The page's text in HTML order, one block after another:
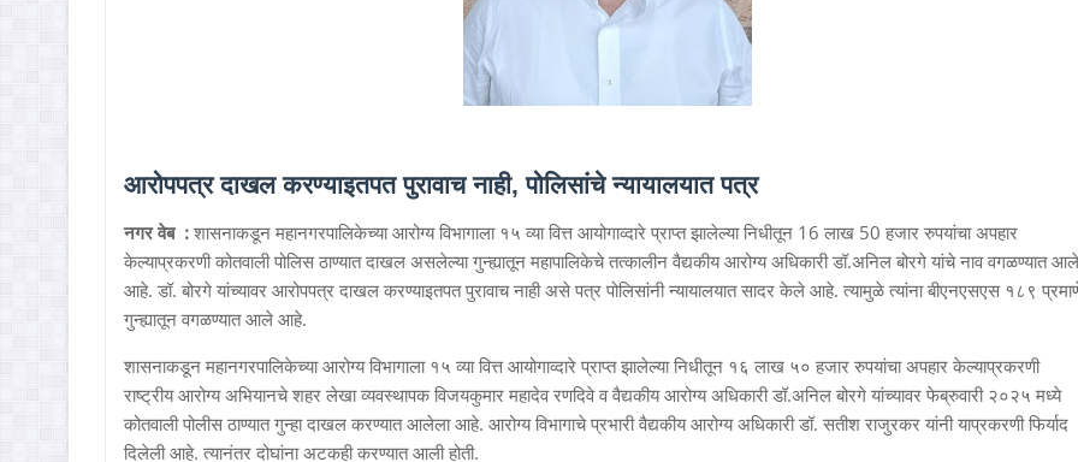
आरोपपत्र दाखल करण्याइतपत पुरावाच नाही, पोलिसांचे न्यायालयात पत्र
नगर वेब : शासनाकडून महानगरपालिकेच्या आरोग्य विभागाला १५ व्या वित्त आयोगाव्दारे प्राप्त झालेल्या निधीतून 16 लाख 50 हजार रुपयांचा अपहार
केल्याप्रकरणी कोतवाली पोलिस ठाण्यात दाखल असलेल्या गुन्ह्यातून महापालिकेचे तत्कालीन वैद्यकीय आरोग्य अधिकारी डॉ.अनिल बोरगे यांचे नाव वगळण्यात आले
आहे. डॉ. बोरगे यांच्यावर आरोपपत्र दाखल करण्याइतपत पुरावाच नाही असे पत्र पोलिसांनी न्यायालयात सादर केले आहे. त्यामुळे त्यांना बीएनएसएस १८९
गुन्ह्यातून वगळण्यात आले आहे.
शासनाकडून महानगरपालिकेच्या आरोग्य विभागाला १५ व्या वित्त आयोगाव्दारे प्राप्त झालेल्या निधीतून १६ लाख ५० हजार रुपयांचा अपहार केल्याप्रकरणी
राष्ट्रीय आरोग्य अभियानचे शहर लेखा व्यवस्थापक विजयकुमार महादेव रणदिवे व वैद्यकीय आरोग्य अधिकारी डॉ.अनिल बोरगे यांच्यावर फेब्रुवारी २०२५ मध्ये
कोतवाली पोलीस ठाण्यात गुन्हा दाखल करण्यात आलेला आहे. आरोग्य विभागाचे प्रभारी वैद्यकीय आरोग्य अधिकारी डॉ. सतीश राजुरकर यांनी याप्रकरणी फिर्याद
दिलेली आहे. त्यानंतर दोघांना अटकही करण्यात आली होती.